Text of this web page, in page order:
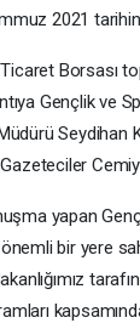
2021
Borsası
Gençlik ve
Seydihan
yapan
bir yere